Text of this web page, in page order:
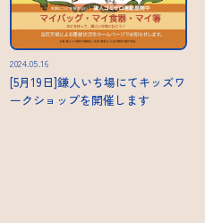
2024.05.16
[5月19日]鎌人いち場にてキッズワ
ークショップを開催します